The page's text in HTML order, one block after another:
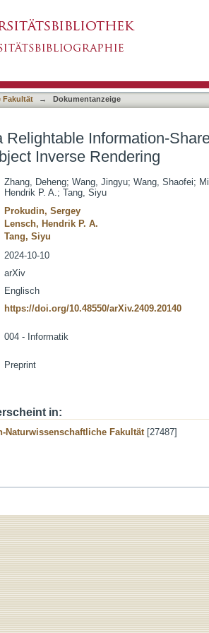
Signed Distance Field
Fakultät → Dokumentanzeige
Relightable Information-
Inverse Rendering
Zhang, Deheng; Wang, Jingyu; Wang, Shaofei;
Hendrik P. A.; Tang, Siyu
Prokudin, Sergey
Lensch, Hendrik P. A.
Tang, Siyu
2024-10-10
arXiv
Englisch
https://doi.org/10.48550/arXiv.2409.20140
004 - Informatik
Preprint
in:
Naturwissenschaftliche Fakultät[27487]